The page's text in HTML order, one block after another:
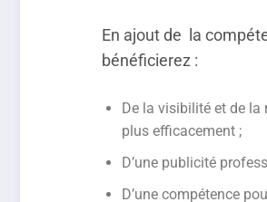
En ajout de la
bénéficierez :
De la visibilité et de la
plus efficacement ;
D’une publicité
D’une compétence